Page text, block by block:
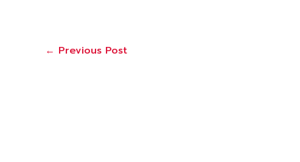
← Previous Post